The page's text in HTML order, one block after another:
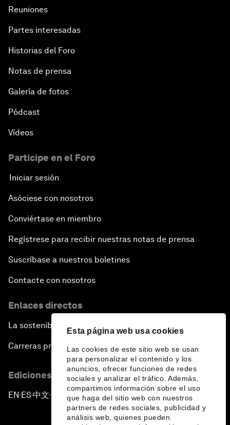
Esta página web usa cookies
Las cookies de este sitio web se usan
para personalizar el contenido y los
anuncios, ofrecer funciones de redes
sociales y analizar el tráfico. Además,
compartimos información sobre el uso
que haga del sitio web con nuestros
partners de redes sociales, publicidad y
análisis web, quienes pueden
Reuniones
Partes interesadas
Historias del Foro
Notas de prensa
Galería de fotos
Pódcast
Vídeos
Participe en el Foro
Iniciar sesión
Asóciese con nosotros
Conviértase en miembro
Regístrese para recibir nuestras notas de prensa
Suscríbase a nuestros boletines
Contacte con nosotros
Enlaces directos
La sostenibilidad en el Foro
Carreras profesionales
Ediciones en otros idiomas
EN ▪ES▪中文▪ 日本語